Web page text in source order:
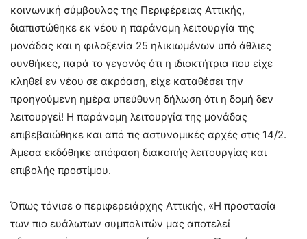
κοινωνική σύμβουλος της Περιφέρειας Αττικής,
διαπιστώθηκε εκ νέου η παράνομη λειτουργία της
μονάδας και η φιλοξενία 25 ηλικιωμένων υπό άθλιες
συνθήκες, παρά το γεγονός ότι η ιδιοκτήτρια που είχε
κληθεί εν νέου σε ακρόαση, είχε καταθέσει την
προηγούμενη ημέρα υπεύθυνη δήλωση ότι η δομή δεν
λειτουργεί! Η παράνομη λειτουργία της μονάδας
επιβεβαιώθηκε και από τις αστυνομικές αρχές στις 14/2.
Άμεσα εκδόθηκε απόφαση διακοπής λειτουργίας και
επιβολής προστίμου.
Όπως τόνισε ο περιφερειάρχης Αττικής, «Η προστασία
των πιο ευάλωτων συμπολιτών μας αποτελεί